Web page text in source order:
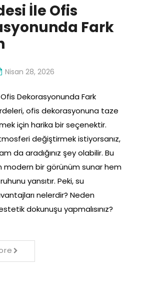
İle Ofis
Fark
Nisan 28, 2026
Dekorasyonunda Fark
ofis dekorasyonuna taze
için harika bir seçenektir.
değiştirmek istiyorsanız,
da aradığınız şey olabilir. Bu
modern bir görünüm sunar hem
yansıtır. Peki, su
nelerdir? Neden
dokunuşu yapmalısınız?